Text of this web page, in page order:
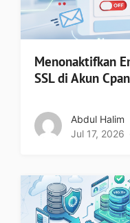
Menonaktifkan
SSL di Akun
Abdul Halim
Jul 17, 2026